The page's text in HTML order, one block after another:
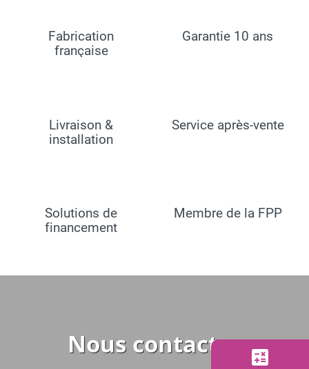
Fabrication
française
Garantie 10 ans
Livraison &
installation
Service après-vente
Solutions de
financement
Membre de la FPP
Nous contacter calculate